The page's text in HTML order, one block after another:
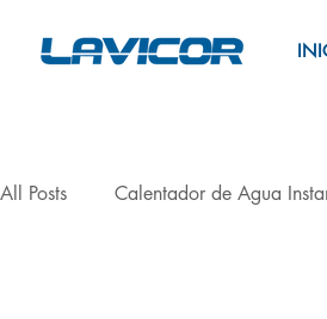
All Posts Calentador de Agua